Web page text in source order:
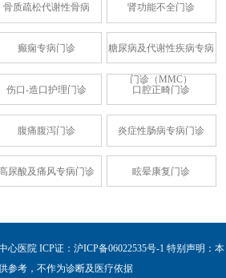
骨质疏松代谢性骨病 肾功能不全门诊
癫痫专病门诊 糖尿病及代谢性疾病专病
门诊（MMC）
伤口-造口护理门诊 口腔正畸门诊
腹痛腹泻门诊 炎症性肠病专病门诊
尿酸及痛风专病门诊 眩晕康复门诊
心医院 ICP证： 沪ICP备06022535号-1 特别声明：本
参考，不作为诊断及医疗依据